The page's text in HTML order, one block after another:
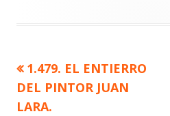
Navegación
de
Artículo
anterior
1.479. EL ENTIERRO
DEL PINTOR JUAN
LARA.